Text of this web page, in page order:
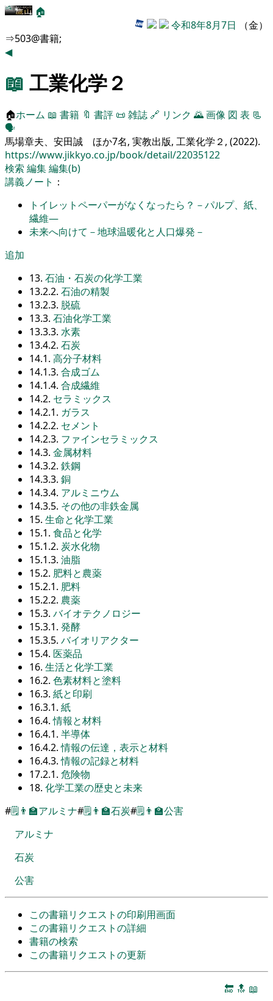
🏠
令和8年8月7日 （金）
⇒503@書籍;
◀
📖 工業化学２
🏠ホーム 📖 書籍 🔖 書評 📜 雑誌 🔗 リンク 🌄画像 図 表 📃
🗣️
馬場章夫、安田誠 ほか7名, 実教出版, 工業化学２, (2022).
https://www.jikkyo.co.jp/book/detail/22035122
検索 編集編集(b)
講義ノート ：
トイレットペーパーがなくなったら？－パルプ、紙、
繊維―
未来へ向けて－地球温暖化と人口爆発－
追加
13. 石油・石炭の化学工業
13.2.2. 石油の精製
13.2.3. 脱硫
13.3. 石油化学工業
13.3.3. 水素
13.4.2. 石炭
14.1. 高分子材料
14.1.3. 合成ゴム
14.1.4. 合成繊維
14.2. セラミックス
14.2.1. ガラス
14.2.2. セメント
14.2.3. ファインセラミックス
14.3. 金属材料
14.3.2. 鉄鋼
14.3.3. 銅
14.3.4. アルミニウム
14.3.5. その他の非鉄金属
15. 生命と化学工業
15.1. 食品と化学
15.1.2. 炭水化物
15.1.3. 油脂
15.2. 肥料と農薬
15.2.1. 肥料
15.2.2. 農薬
15.3. バイオテクノロジー
15.3.1. 発酵
15.3.5. バイオリアクター
15.4. 医薬品
16. 生活と化学工業
16.2. 色素材料と塗料
16.3. 紙と印刷
16.3.1. 紙
16.4.情報と材料
16.4.1. 半導体
16.4.2.情報の伝達，表示と材料
16.4.3.情報の記録と材料
17.2.1. 危険物
18. 化学工業の歴史と未来
#🗒️👨‍🏫アルミナ#🗒️👨‍🏫石炭#🗒️👨‍🏫公害
アルミナ
石炭
公害
この書籍リクエストの印刷用画面
この書籍リクエストの詳細
書籍の検索
この書籍リクエストの更新
🔚 🔝 📖